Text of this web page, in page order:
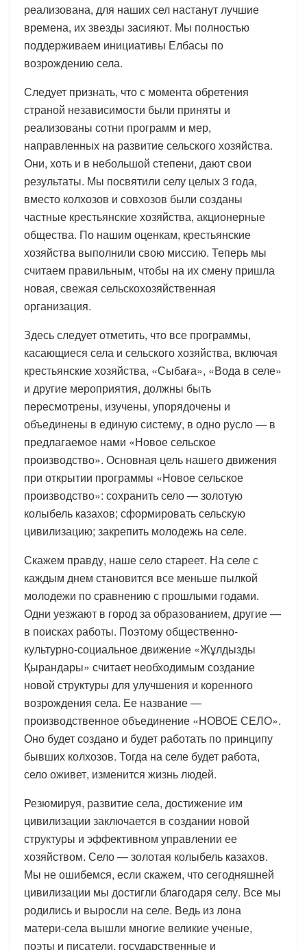
реализована, для наших сел настанут лучшие
времена, их звезды засияют. Мы полностью
поддерживаем инициативы Елбасы по
возрождению села.
Следует признать, что с момента обретения
страной независимости были приняты и
реализованы сотни программ и мер,
направленных на развитие сельского хозяйства.
Они, хоть и в небольшой степени, дают свои
результаты. Мы посвятили селу целых 3 года,
вместо колхозов и совхозов были созданы
частные крестьянские хозяйства, акционерные
общества. По нашим оценкам, крестьянские
хозяйства выполнили свою миссию. Теперь мы
считаем правильным, чтобы на их смену пришла
новая, свежая сельскохозяйственная
организация.
Здесь следует отметить, что все программы,
касающиеся села и сельского хозяйства, включая
крестьянские хозяйства, «Сыбаға», «Вода в селе»
и другие мероприятия, должны быть
пересмотрены, изучены, упорядочены и
объединены в единую систему, в одно русло — в
предлагаемое нами «Новое сельское
производство». Основная цель нашего движения
при открытии программы «Новое сельское
производство»: сохранить село — золотую
колыбель казахов; сформировать сельскую
цивилизацию; закрепить молодежь на селе.
Скажем правду, наше село стареет. На селе с
каждым днем становится все меньше пылкой
молодежи по сравнению с прошлыми годами.
Одни уезжают в город за образованием, другие —
в поисках работы. Поэтому общественно-
культурно-социальное движение «Жұлдызды
Қырандары» считает необходимым создание
новой структуры для улучшения и коренного
возрождения села. Ее название —
производственное объединение «НОВОЕ СЕЛО».
Оно будет создано и будет работать по принципу
бывших колхозов. Тогда на селе будет работа,
село оживет, изменится жизнь людей.
Резюмируя, развитие села, достижение им
цивилизации заключается в создании новой
структуры и эффективном управлении ее
хозяйством. Село — золотая колыбель казахов.
Мы не ошибемся, если скажем, что сегодняшней
цивилизации мы достигли благодаря селу. Все мы
родились и выросли на селе. Ведь из лона
матери-села вышли многие великие ученые,
поэты и писатели, государственные и